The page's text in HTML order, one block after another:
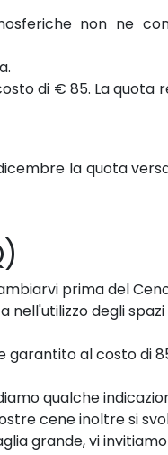
non ne
di € 85. La quota
la quota
prima del
nell'utilizzo degli
garantito al costo di
qualche
cene inoltre si
grande, vi